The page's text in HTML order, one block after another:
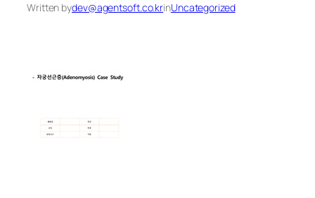
Written bydev@agentsoft.co.krinUncategorized